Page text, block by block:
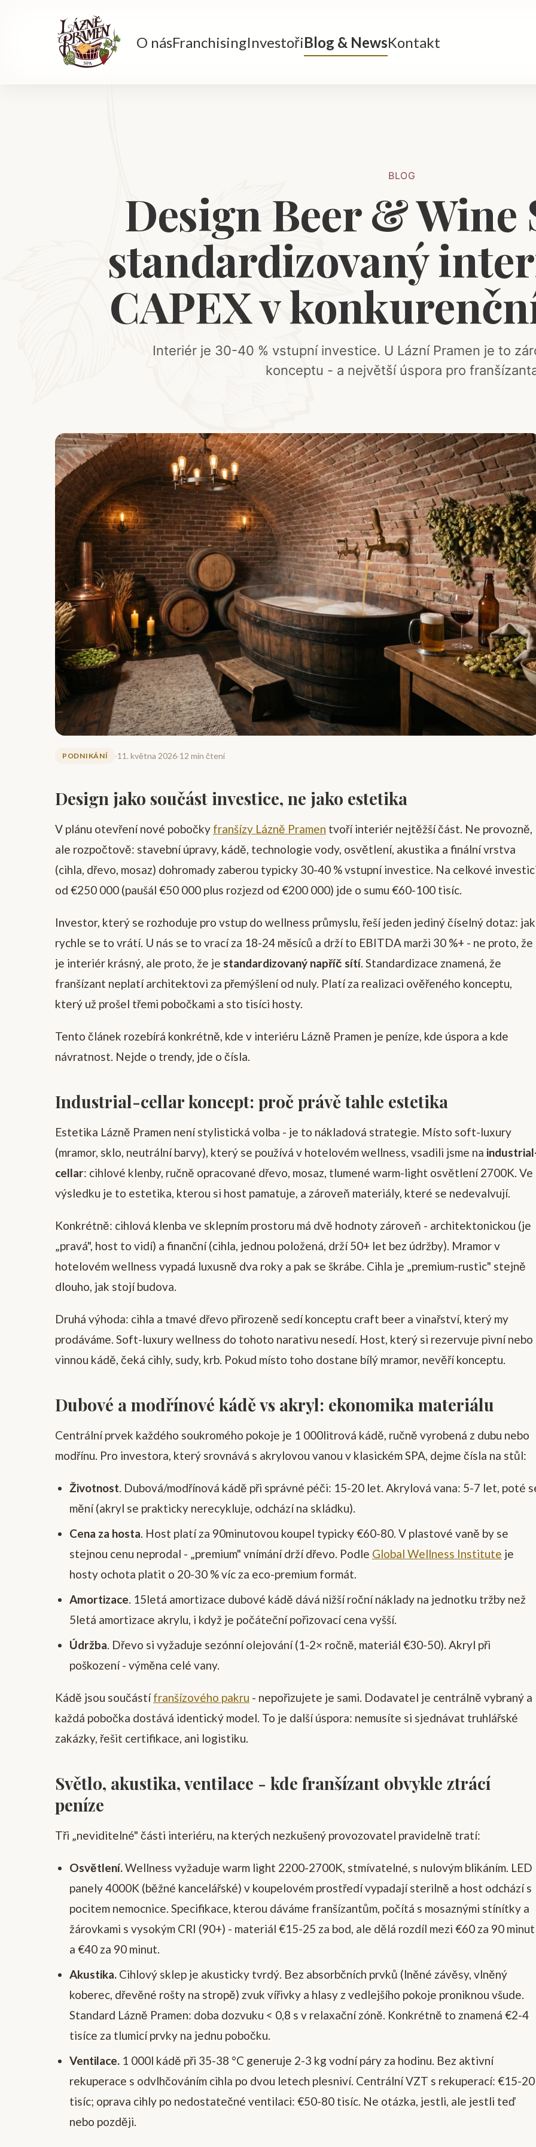
O násFranchisingInvestořiBlog & NewsKontakt
BLOG
Design Beer & Wine
standardizovaný
CAPEX v
Interiér je 30-40 % vstupní investice. U Lázní Pramen je to
konceptu - a největší úspora pro
PODNIKÁNÍ ·11. května 2026·12 min čtení
Design jako součást investice, ne jako estetika
V plánu otevření nové pobočky franšízy Lázně Pramen tvoří interiér nejtěžší část. Ne provozně,
ale rozpočtově: stavební úpravy, kádě, technologie vody, osvětlení, akustika a finální vrstva
(cihla, dřevo, mosaz) dohromady zaberou typicky 30-40 % vstupní investice. Na celkové
od €250 000 (paušál €50 000 plus rozjezd od €200 000) jde o sumu €60-100 tisíc.
Investor, který se rozhoduje pro vstup do wellness průmyslu, řeší jeden jediný číselný dotaz: jak
rychle se to vrátí. U nás se to vrací za 18-24 měsíců a drží to EBITDA marži 30 %+ - ne proto, že
je interiér krásný, ale proto, že je standardizovaný napříč sítí. Standardizace znamená, že
franšízant neplatí architektovi za přemýšlení od nuly. Platí za realizaci ověřeného konceptu,
který už prošel třemi pobočkami a sto tisíci hosty.
Tento článek rozebírá konkrétně, kde v interiéru Lázně Pramen je peníze, kde úspora a kde
návratnost. Nejde o trendy, jde o čísla.
Industrial-cellar koncept: proč právě tahle estetika
Estetika Lázně Pramen není stylistická volba - je to nákladová strategie. Místo soft-luxury
(mramor, sklo, neutrální barvy), který se používá v hotelovém wellness, vsadili jsme na
cellar: cihlové klenby, ručně opracované dřevo, mosaz, tlumené warm-light osvětlení 2700K. Ve
výsledku je to estetika, kterou si host pamatuje, a zároveň materiály, které se nedevalvují.
Konkrétně: cihlová klenba ve sklepním prostoru má dvě hodnoty zároveň - architektonickou (je
„pravá", host to vidí) a finanční (cihla, jednou položená, drží 50+ let bez údržby). Mramor v
hotelovém wellness vypadá luxusně dva roky a pak se škrábe. Cihla je „premium-rustic" stejně
dlouho, jak stojí budova.
Druhá výhoda: cihla a tmavé dřevo přirozeně sedí konceptu craft beer a vinařství, který my
prodáváme. Soft-luxury wellness do tohoto narativu nesedí. Host, který si rezervuje pivní nebo
vinnou kádě, čeká cihly, sudy, krb. Pokud místo toho dostane bílý mramor, nevěří konceptu.
Dubové a modřínové kádě vs akryl: ekonomika materiálu
Centrální prvek každého soukromého pokoje je 1 000litrová kádě, ručně vyrobená z dubu nebo
modřínu. Pro investora, který srovnává s akrylovou vanou v klasickém SPA, dejme čísla na stůl:
Životnost. Dubová/modřínová kádě při správné péči: 15-20 let. Akrylová vana: 5-7 let, poté
mění (akryl se prakticky nerecykluje, odchází na skládku).
Cena za hosta. Host platí za 90minutovou koupel typicky €60-80. V plastové vaně by se
stejnou cenu neprodal - „premium" vnímání drží dřevo. Podle Global Wellness Institute je
hosty ochota platit o 20-30 % víc za eco-premium formát.
Amortizace. 15letá amortizace dubové kádě dává nižší roční náklady na jednotku tržby než
5letá amortizace akrylu, i když je počáteční pořizovací cena vyšší.
Údržba. Dřevo si vyžaduje sezónní olejování (1-2× ročně, materiál €30-50). Akryl při
poškození - výměna celé vany.
Kádě jsou součástífranšízového pakru - nepořizujete je sami. Dodavatel je centrálně vybraný a
každá pobočka dostává identický model. To je další úspora: nemusíte si sjednávat truhlářské
zakázky, řešit certifikace, ani logistiku.
Světlo, akustika, ventilace - kde franšízant obvykle ztrácí
peníze
Tři „neviditelné" části interiéru, na kterých nezkušený provozovatel pravidelně tratí:
Osvětlení.Wellness vyžaduje warm light 2200-2700K, stmívatelné, s nulovým blikáním. LED
panely 4000K (běžné kancelářské) v koupelovém prostředí vypadají sterilně a host odchází s
pocitem nemocnice. Specifikace, kterou dáváme franšízantům, počítá s mosaznými stínítky a
žárovkami s vysokým CRI (90+) - materiál €15-25 za bod, ale dělá rozdíl mezi €60 za 90 minut
a €40 za 90 minut.
Akustika. Cihlový sklep je akusticky tvrdý. Bez absorbčních prvků (lněné závěsy, vlněný
koberec, dřevěné rošty na stropě) zvuk vířivky a hlasy z vedlejšího pokoje proniknou všude.
Standard Lázně Pramen: doba dozvuku < 0,8 s v relaxační zóně. Konkrétně to znamená €2-4
tisíce za tlumicí prvky na jednu pobočku.
Ventilace. 1 000l kádě při 35-38 °C generuje 2-3 kg vodní páry za hodinu. Bez aktivní
rekuperace s odvlhčováním cihla po dvou letech plesniví. Centrální VZT s rekuperací: €15-20
tisíc; oprava cihly po nedostatečné ventilaci: €50-80 tisíc. Ne otázka, jestli, ale jestli teď
nebo později.